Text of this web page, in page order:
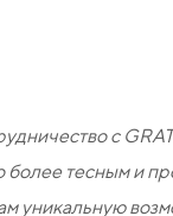
с
тесным и
уникальную